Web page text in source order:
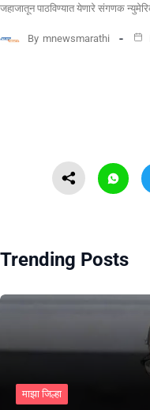
जहाजातून पाठविण्यात येणारे संगणक
By mnewsmarathi
Trending Posts
माझा जिल्हा